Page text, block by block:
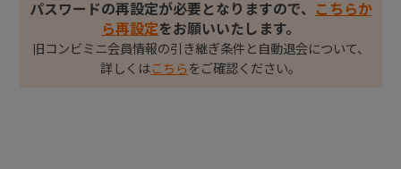
パスワードの再設定が必要となりますので、
こちらか
ら再設定をお願いいたします。
旧コンビミニ会員情報の引き継ぎ条件と自動退会について、
詳しくはこちら をご確認ください。